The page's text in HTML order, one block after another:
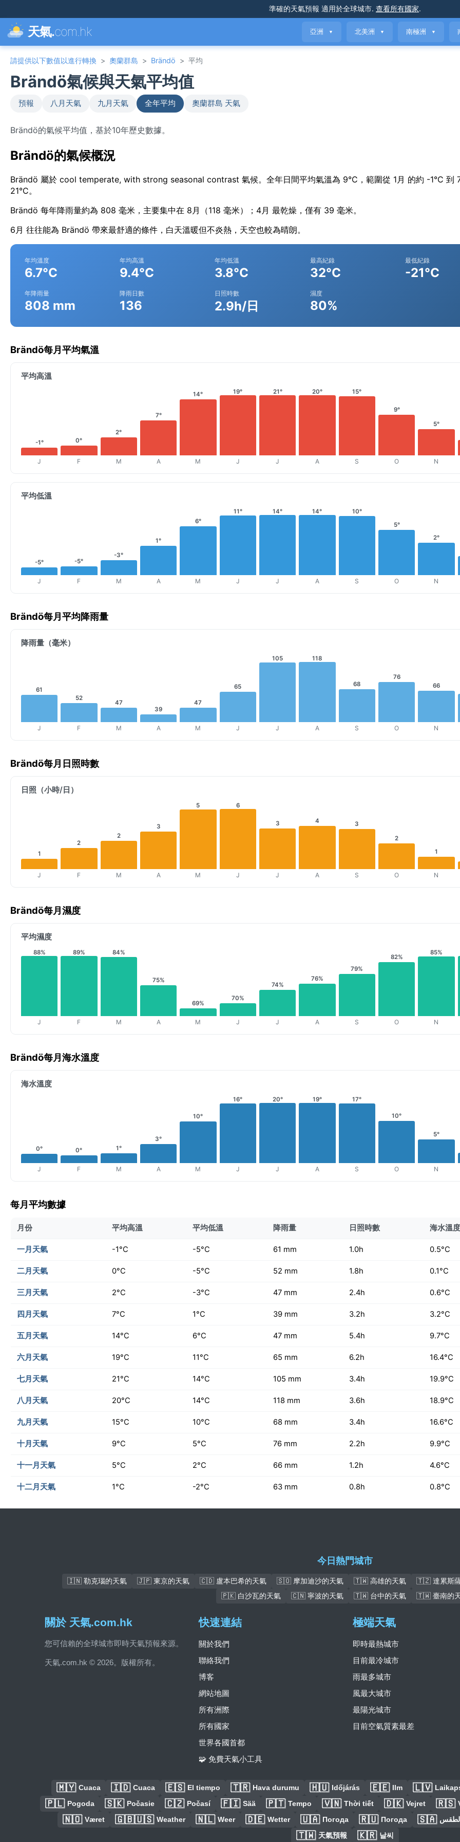
準確的天氣預報 適用於全球城市. 查看所有國家.
天氣.com.hk 亞洲 ▼ 北美洲 ▼ 南極洲 ▼
請提供以下數值以進行轉換 > 奧蘭群島 > Brändö > 平均
Brändö氣候與天氣平均值
預報 八月天氣 九月天氣 全年平均 奧蘭群島 天氣
Brändö的氣候平均值，基於10年歷史數據。
Brändö的氣候概況
Brändö 屬於 cool temperate, with strong seasonal contrast 氣候。全年日間平均氣溫為 9°C，範圍從 1月 的約 -1°C 到
21°C。
Brändö 每年降雨量約為 808 毫米，主要集中在 8月（118 毫米）；4月 最乾燥，僅有 39 毫米。
6月 往往能為 Brändö 帶來最舒適的條件，白天溫暖但不炎熱，天空也較為晴朗。
年均溫度
6.7°C
年均高溫
9.4°C
年均低溫
3.8°C
最高紀錄
32°C
最低紀錄
-21°C
年降雨量
808 mm
降雨日數
136
日照時數
2.9h/日
濕度
80%
Brändö每月平均氣溫
平均高溫
-1°
J
0°
F
2°
M
7°
A
14°
M
19°
J
21°
J
20°
A
15°
S
9°
O
5°
N
平均低溫
-5°
J
-5°
F
-3°
M
1°
A
6°
M
11°
J
14°
J
14°
A
10°
S
5°
O
2°
N
Brändö每月平均降雨量
降雨量（毫米）
61
J
52
F
47
M
39
A
47
M
65
J
105
J
118
A
68
S
76
O
66
N
Brändö每月日照時數
日照（小時/日）
1
J
2
F
2
M
3
A
5
M
6
J
3
J
4
A
3
S
2
O
1
N
Brändö每月濕度
平均濕度
88%
J
89%
F
84%
M
75%
A
69%
M
70%
J
74%
J
76%
A
79%
S
82%
O
85%
N
Brändö每月海水溫度
海水溫度
0°
J
0°
F
1°
M
3°
A
10°
M
16°
J
20°
J
19°
A
17°
S
10°
O
5°
N
每月平均數據
月份 平均高溫 平均低溫 降雨量 日照時數 海水溫度
一月天氣 -1°C -5°C 61 mm 1.0h 0.5°C
二月天氣 0°C -5°C 52 mm 1.8h 0.1°C
三月天氣 2°C -3°C 47 mm 2.4h 0.6°C
四月天氣 7°C 1°C 39 mm 3.2h 3.2°C
五月天氣 14°C 6°C 47 mm 5.4h 9.7°C
六月天氣 19°C 11°C 65 mm 6.2h 16.4°C
七月天氣 21°C 14°C 105 mm 3.4h 19.9°C
八月天氣 20°C 14°C 118 mm 3.6h 18.9°C
九月天氣 15°C 10°C 68 mm 3.4h 16.6°C
十月天氣 9°C 5°C 76 mm 2.2h 9.9°C
十一月天氣 5°C 2°C 66 mm 1.2h 4.6°C
十二月天氣 1°C -2°C 63 mm 0.8h 0.8°C
今日熱門城市
🇮🇳 勒克瑙的天氣 🇯🇵 東京的天氣 🇨🇩 盧本巴希的天氣 🇸🇴 摩加迪沙的天氣 🇹🇼 高雄的天氣
🇹🇿 達累斯
🇵🇰 白沙瓦的天氣
🇨🇳 寧波的天氣 🇹🇼 台中的天氣 🇹🇼 臺南的
關於 天氣.com.hk
您可信賴的全球城市即時天氣預報來源。
天氣.com.hk © 2026。版權所有。
快速連結
關於我們
聯絡我們
博客
網站地圖
所有洲際
所有國家
世界各國首都
🧩 免費天氣小工具
極端天氣
即時最熱城市
目前最冷城市
雨最多城市
風最大城市
最陽光城市
目前空氣質素最差
🇲🇾 Cuaca 🇮🇩 Cuaca 🇪🇸 El tiempo 🇹🇷 Hava durumu 🇭🇺 Időjárás 🇪🇪 Ilm 🇱🇻
🇵🇱 Pogoda 🇸🇰 Počasie 🇨🇿 Počasí 🇫🇮 Sää 🇵🇹 Tempo 🇻🇳 Thời tiết 🇩🇰 Vejret 🇷🇸
🇳🇴 Været 🇬🇧🇺🇸 Weather 🇳🇱 Weer 🇩🇪 Wetter 🇺🇦 Погода 🇷🇺 Погода 🇸🇦
🇹🇼 天氣預報 🇰🇷 날씨